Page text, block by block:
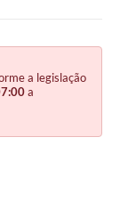
a legislação
a